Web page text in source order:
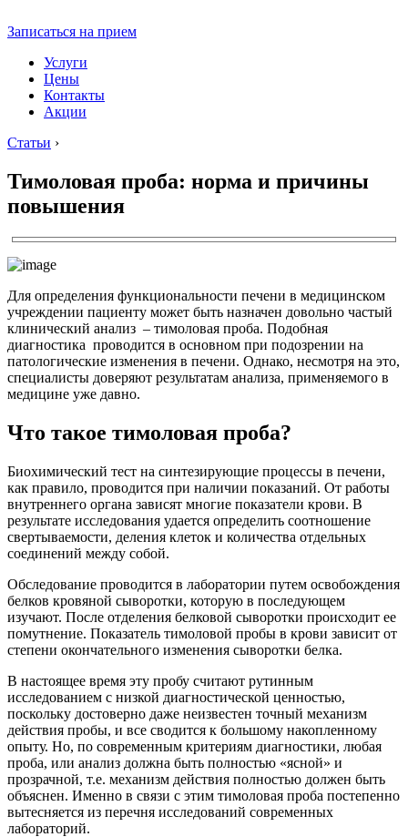
Записаться на прием
Услуги
Цены
Контакты
Акции
Статьи ›
Тимоловая проба: норма и причины
повышения
Для определения функциональности печени в медицинском
учреждении пациенту может быть назначен довольно частый
клинический анализ – тимоловая проба. Подобная
диагностика проводится в основном при подозрении на
патологические изменения в печени. Однако, несмотря на это,
специалисты доверяют результатам анализа, применяемого в
медицине уже давно.
Что такое тимоловая проба?
Биохимический тест на синтезирующие процессы в печени,
как правило, проводится при наличии показаний. От работы
внутреннего органа зависят многие показатели крови. В
результате исследования удается определить соотношение
свертываемости, деления клеток и количества отдельных
соединений между собой.
Обследование проводится в лаборатории путем освобождения
белков кровяной сыворотки, которую в последующем
изучают. После отделения белковой сыворотки происходит ее
помутнение. Показатель тимоловой пробы в крови зависит от
степени окончательного изменения сыворотки белка.
В настоящее время эту пробу считают рутинным
исследованием с низкой диагностической ценностью,
поскольку достоверно даже неизвестен точный механизм
действия пробы, и все сводится к большому накопленному
опыту. Но, по современным критериям диагностики, любая
проба, или анализ должна быть полностью «ясной» и
прозрачной, т.е. механизм действия полностью должен быть
объяснен. Именно в связи с этим тимоловая проба постепенно
вытесняется из перечня исследований современных
лабораторий.